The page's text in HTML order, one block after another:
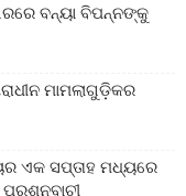
ବନ୍ୟା ବିପନ୍ନଙ୍କୁ
ମାମଲାଗୁଡ଼ିକର
ଏକ ସପ୍ତାହ ମଧ୍ୟରେ